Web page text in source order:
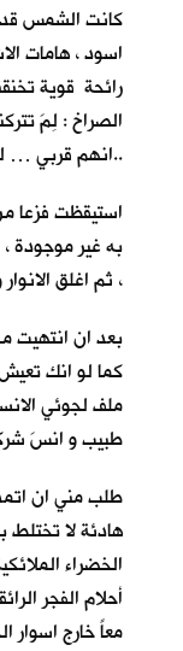
كانت الشمس قد
اسود ، هامات
رائحة قوية
الصراخ : لِمَ
..انهم قربي …
به غير موجودة
، ثم اغلق
بعد ان انتهيت
كما لو انك
ملف لجوئي
طبيب و انسَ
طلب مني ان
هادئة لا تختلط
الخضراء
أحلام الفجر
معاً خارج اسوار